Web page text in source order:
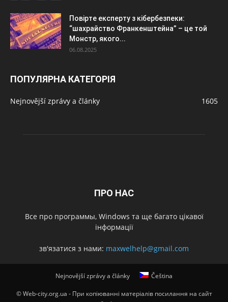
Повірте експерту з кібербезпеки:
“шахрайство Франкенштейна” – це той
Монстр, якого...
06.08.2025
ПОПУЛЯРНА КАТЕГОРІЯ
Nejnovější zprávy a články 1605
ПРО НАС
Все про программы, Windows та ще багато цікавої
інформації
зв'язатися з нами: maxwelhelp@gmail.com
Nejnovější zprávy a články Čeština
© Web-city.org.ua - При копіюванні матеріалів посилання на сайт